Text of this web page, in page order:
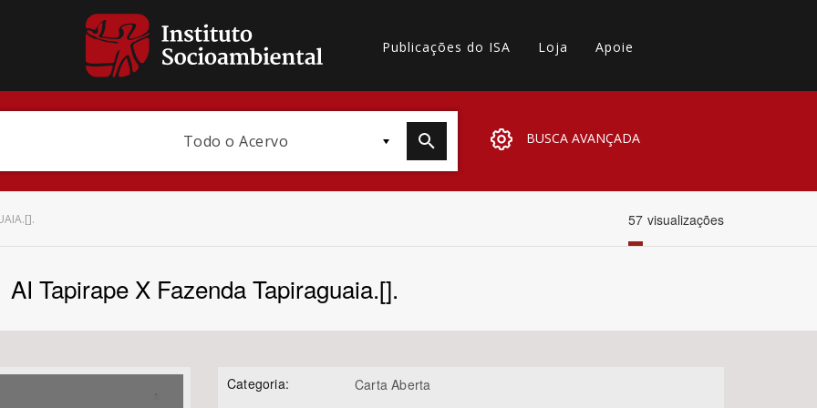
Publicações do ISA Loja Apoie
Todo o Acervo BUSCA AVANÇADA
Bioma / Bacia
57 visualizações
AI Tapirape X Fazenda Tapiraguaia.[].
Categoria: Carta Aberta